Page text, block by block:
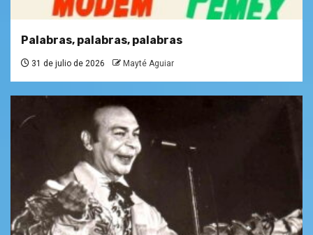
Palabras, palabras, palabras
31 de julio de 2026 Mayté Aguiar